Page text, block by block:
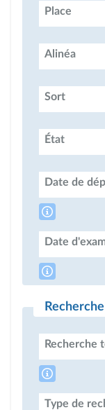
Place
Alinéa
Sort
État
Date de
Date
Recherche
Type de